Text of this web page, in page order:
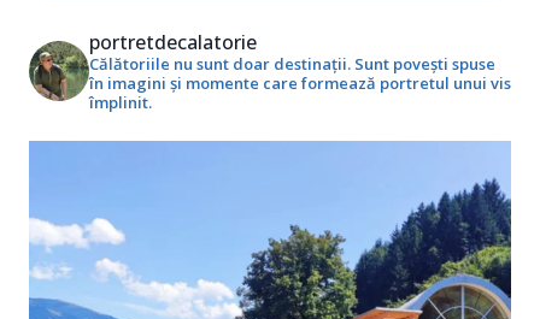
portretdecalatorie
Călătoriile nu sunt doar destinații. Sunt povești spuse
în imagini și momente care formează portretul unui vis
împlinit.